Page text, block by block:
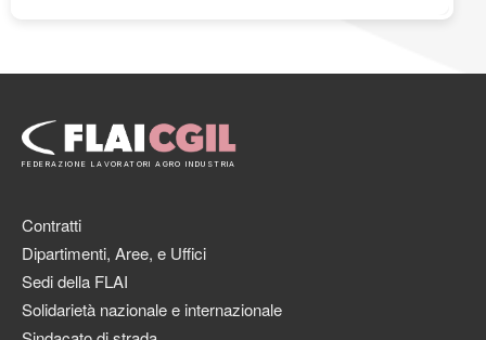
FEDERAZIONE LAVORATORI AGRO INDUSTRIA
Contratti
Dipartimenti, Aree, e Uffici
Sedi della FLAI
Solidarietà nazionale e internazionale